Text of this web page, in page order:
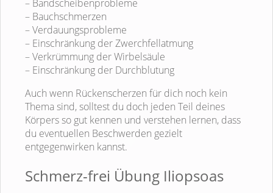
– Bandscheibenprobleme
– Bauchschmerzen
– Verdauungsprobleme
– Einschränkung der Zwerchfellatmung
– Verkrümmung der Wirbelsäule
– Einschränkung der Durchblutung
Auch wenn Rückenscherzen für dich noch kein
Thema sind, solltest du doch jeden Teil deines
Körpers so gut kennen und verstehen lernen, dass
du eventuellen Beschwerden gezielt
entgegenwirken kannst.
Schmerz-frei Übung Iliopsoas